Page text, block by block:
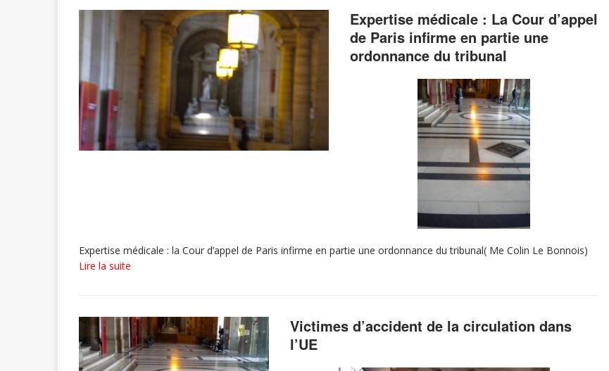
Expertise médicale : La Cour d’appel
de Paris infirme en partie une
ordonnance du tribunal
Expertise médicale : la Cour d’appel de Paris infirme en partie une ordonnance du tribunal( Me Colin Le Bonnois)
Lire la suite
Victimes d’accident de la circulation dans
l’UE